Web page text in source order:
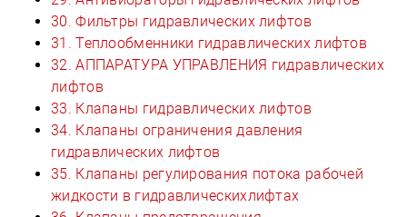
30. Фильтры гидравлических лифтов
31. Теплообменники гидравлических лифтов
32. АППАРАТУРА УПРАВЛЕНИЯ гидравлических
лифтов
33. Клапаны гидравлических лифтов
34. Клапаны ограничения давления
гидравлических лифтов
35. Клапаны регулирования потока рабочей
жидкости в гидравлическихлифтах